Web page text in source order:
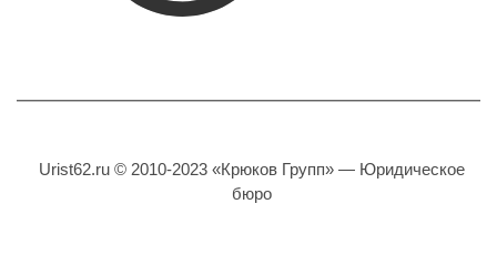
Urist62.ru © 2010-2023 «Крюков Групп» — Юридическое
бюро